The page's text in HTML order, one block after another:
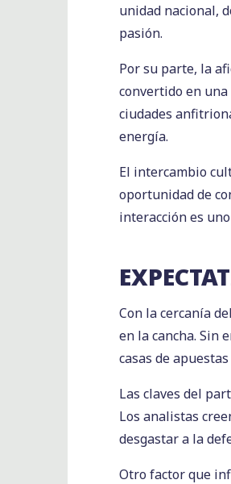
unidad nacional,
pasión.
Por su parte, la
convertido en
ciudades
energía.
El intercambio
oportunidad de
interacción es
Con la cercanía
en la cancha. Sin
casas de
Las claves del
Los analistas
desgastar a la
Otro factor que